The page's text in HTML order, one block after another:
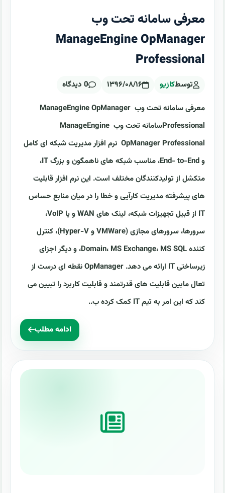
معرفی سامانه تحت وب
ManageEngine OpManager
Professional
توسطکازیو ۱۳۹۶/۰۸/۱۶ 0 دیدگاه
معرفی سامانه تحت وب ManageEngine OpManager
Professionalسامانه تحت وب ManageEngine
OpManager Professional نرم افزار مدیریت شبکه ای کامل
و End- to-End، مناسب شبکه های ناهمگون و بزرگ IT،
متکشل از تولیدکنندگان مختلف است. این نرم افزار قابلیت
های پیشرفته مدیریت کارآیی و خطا را در میان منابع حساس
IT از قبیل تجهیزات شبکه، لینک های WAN و یا VoIP،
سرورها، سرورهای مجازی (VMWare و Hyper-V)، کنترل
کننده Domain، MS Exchange، MS SQL، و دیگر اجزای
زیرساختی IT ارائه می دهد. OpManager نقطه ای درست از
تعال مابین قابلیت های قدرتمند و قابلیت کاربرد را تبیین می
کند که این امر به تیم IT کمک کرده ب..
ادامه مطلب